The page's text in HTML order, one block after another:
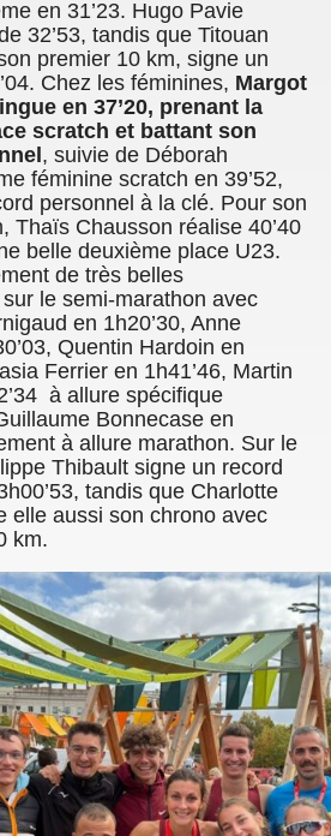
en 31’23. Hugo Pavie
32’53, tandis que Titouan
premier 10 km, signe un
Chez les féminines, Margot
en 37’20, prenant la
scratch et battant son
, suivie de Déborah
féminine scratch en 39’52,
personnel à la clé. Pour son
Thaïs Chausson réalise 40’40
belle deuxième place U23.
de très belles
le semi-marathon avec
en 1h20’30, Anne
Quentin Hardoin en
Ferrier en 1h41’46, Martin
à allure spécifique
Bonnecase en
à allure marathon. Sur le
Thibault signe un record
tandis que Charlotte
elle aussi son chrono avec
km.